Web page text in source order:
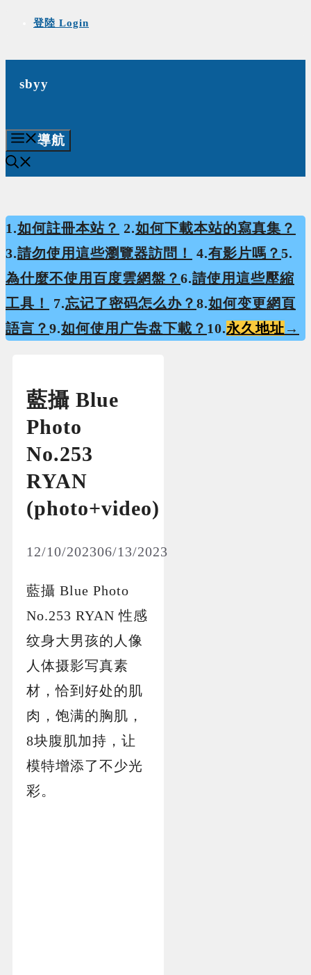
登陸 Login
sbyy
導航
1.如何註冊本站？ 2.如何下載本站的寫真集？
3.請勿使用這些瀏覽器訪問！ 4.有影片嗎？ 5.
為什麼不使用百度雲網盤？ 6.請使用這些壓縮
工具！
7.忘记了密码怎么办？ 8.如何变更網頁
語言？ 9.如何使用广告盘下載？ 10.永久地址 →
藍攝 Blue
Photo
No.253
RYAN
(photo+video)
12/10/202306/13/2023
藍攝 Blue Photo
No.253 RYAN 性感
纹身大男孩的人像
人体摄影写真素
材，恰到好处的肌
肉，饱满的胸肌，
8块腹肌加持，让
模特增添了不少光
彩。